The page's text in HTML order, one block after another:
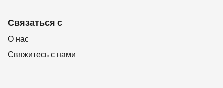
Связаться с
О нас
Свяжитесь с нами